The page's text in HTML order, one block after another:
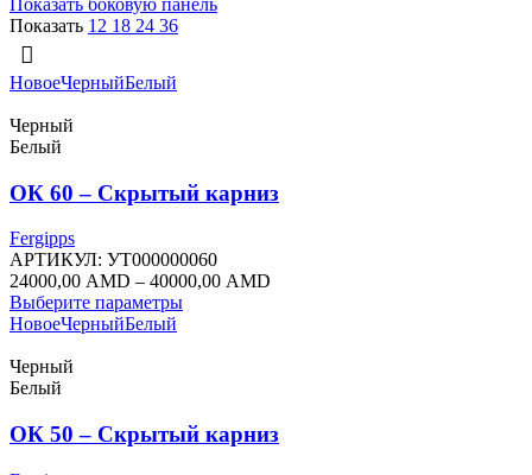
Показать боковую панель
Показать 12 18 24 36
НовоеЧерныйБелый
Черный
Белый
ОК 60 – Скрытый карниз
Fergipps
АРТИКУЛ: УТ000000060
24000,00 AMD – 40000,00 AMD
Выберите параметрыЭтот
можно
выбрать
НовоеЧерныйБелый
Черный
Белый
ОК 50 – Скрытый карниз